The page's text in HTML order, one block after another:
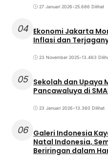
27 Januari 2026•25.686 Dilihat
04 Ekonomi Jakarta
Inflasi dan
23 November 2025•13.463
05 Sekolah dan Upaya
Pancawaluya di
23 Januari 2026•13.360 Dilihat
06 Galeri Indonesia
Natal Indonesia,
Beriringan dalam